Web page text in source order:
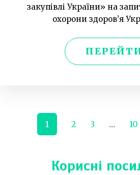
закупівлі України» на
охорони здоров’я
1 2 3 … 10
Корисні